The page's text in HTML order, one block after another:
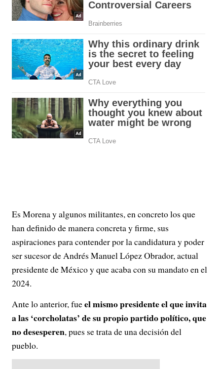
Es Morena y algunos militantes, en concreto los que
han definido de manera concreta y firme, sus
aspiraciones para contender por la candidatura y poder
ser sucesor de Andrés Manuel López Obrador, actual
presidente de México y que acaba con su mandato en el
2024.
Ante lo anterior, fueel mismo presidente el que invita
a las ‘corcholatas’ de su propio partido político, que
no desesperen, pues se trata de una decisión del
pueblo.